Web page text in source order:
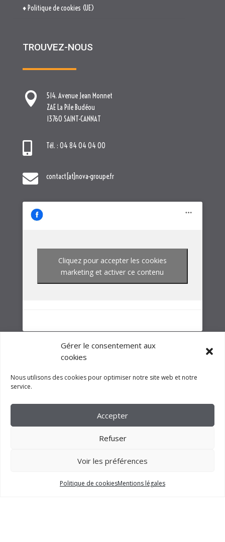
Gérer le consentement aux
cookies
Nous utilisons des cookies pour optimiser notre site web et notre
service.
Accepter
Refuser
Voir les préférences
Politique de cookiesMentions légales

514. Avenue Jean Monnet

 contact[at]nova-groupe.fr
Cliquez pour accepter les cookies
FM CRÉATION